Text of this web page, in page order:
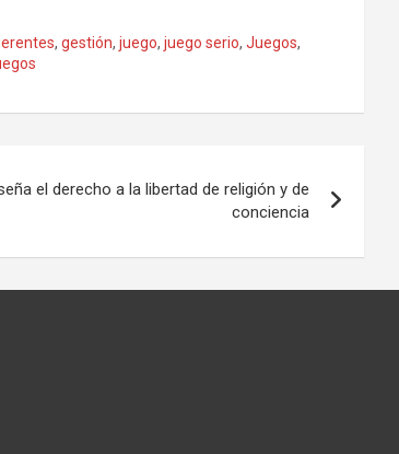
, gestión, juego, juego serio, Juegos,
el derecho a la libertad de religión y de
conciencia